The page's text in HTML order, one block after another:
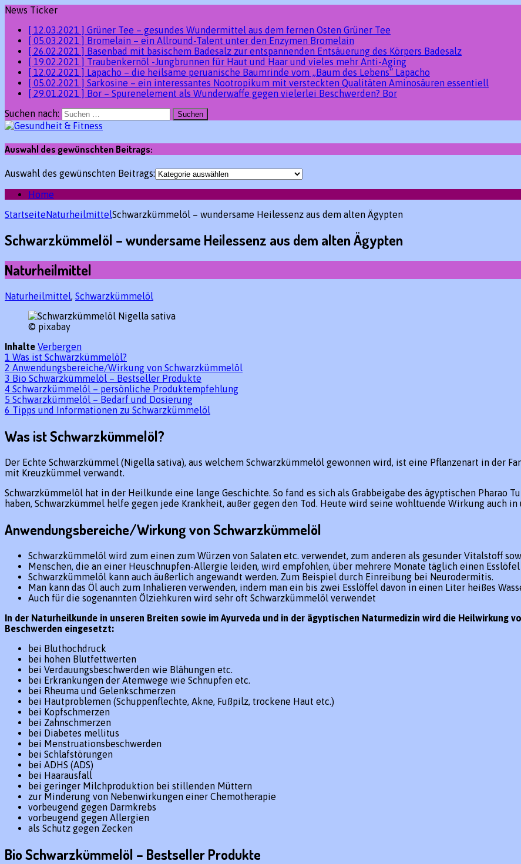
News Ticker
[ 12.03.2021 ] Grüner Tee – gesundes Wundermittel aus dem fernen Osten Grüner Tee
[ 05.03.2021 ] Bromelain – ein Allround-Talent unter den Enzymen Bromelain
[ 26.02.2021 ] Basenbad mit basischem Badesalz zur entspannenden Entsäuerung des Körpers Badesalz
[ 19.02.2021 ] Traubenkernöl -Jungbrunnen für Haut und Haar und vieles mehr Anti-Aging
[ 12.02.2021 ] Lapacho – die heilsame peruanische Baumrinde vom „Baum des Lebens“ Lapacho
[ 05.02.2021 ] Sarkosine – ein interessantes Nootropikum mit versteckten Qualitäten Aminosäuren essentiell
[ 29.01.2021 ] Bor – Spurenelement als Wunderwaffe gegen vielerlei Beschwerden? Bor
Suchen nach:
Auswahl des gewünschten Beitrags:
Auswahl des gewünschten Beitrags:
Home
StartseiteNaturheilmittel Schwarzkümmelöl – wundersame Heilessenz aus dem alten Ägypten
Schwarzkümmelöl – wundersame Heilessenz aus dem alten Ägypten
Naturheilmittel
Naturheilmittel, Schwarzkümmelöl
© pixabay
Inhalte Verbergen
1 Was ist Schwarzkümmelöl?
2 Anwendungsbereiche/Wirkung von Schwarzkümmelöl
3 Bio Schwarzkümmelöl – Bestseller Produkte
4 Schwarzkümmelöl – persönliche Produktempfehlung
5 Schwarzkümmelöl – Bedarf und Dosierung
6 Tipps und Informationen zu Schwarzkümmelöl
Was ist Schwarzkümmelöl?
Der Echte Schwarzkümmel (Nigella sativa), aus welchem Schwarzkümmelöl gewonnen wird, ist eine Pflanzenart in der
mit Kreuzkümmel verwandt.
Schwarzkümmelöl hat in der Heilkunde eine lange Geschichte. So fand es sich als Grabbeigabe des ägyptischen Pharao
haben, Schwarzkümmel helfe gegen jede Krankheit, außer gegen den Tod. Heute wird seine wohltuende Wirkung auch
Anwendungsbereiche/Wirkung von Schwarzkümmelöl
Schwarzkümmelöl wird zum einen zum Würzen von Salaten etc. verwendet, zum anderen als gesunder Vitalstoff
Menschen, die an einer Heuschnupfen-Allergie leiden, wird empfohlen, über mehrere Monate täglich einen Esslöfel
Schwarzkümmelöl kann auch äußerlich angewandt werden. Zum Beispiel durch Einreibung bei Neurodermitis.
Man kann das Öl auch zum Inhalieren verwenden, indem man ein bis zwei Esslöffel davon in einen Liter heißes
Auch für die sogenannten Ölziehkuren wird sehr oft Schwarzkümmelöl verwendet
In der Naturheilkunde in unseren Breiten sowie im Ayurveda und in der ägyptischen Naturmedizin wird die Heilwirkung
Beschwerden eingesetzt:
bei Bluthochdruck
bei hohen Blutfettwerten
bei Verdauungsbeschwerden wie Blähungen etc.
bei Erkrankungen der Atemwege wie Schnupfen etc.
bei Rheuma und Gelenkschmerzen
bei Hautproblemen (Schuppenflechte, Akne, Fußpilz, trockene Haut etc.)
bei Kopfschmerzen
bei Zahnschmerzen
bei Diabetes mellitus
bei Menstruationsbeschwerden
bei Schlafstörungen
bei ADHS (ADS)
bei Haarausfall
bei geringer Milchproduktion bei stillenden Müttern
zur Minderung von Nebenwirkungen einer Chemotherapie
vorbeugend gegen Darmkrebs
vorbeugend gegen Allergien
als Schutz gegen Zecken
Bio Schwarzkümmelöl – Bestseller Produkte